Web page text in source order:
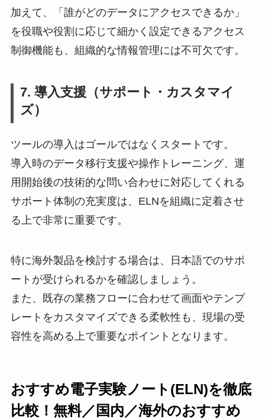
加えて、「誰がどのデータにアクセスできるか」
を役職や役割に応じて細かく設定できるアクセス
制御機能も、組織的な情報管理には不可欠です。
7. 導入支援（サポート・カスタマイ
ズ）
ツールの導入はゴールではなくスタートです。
導入時のデータ移行支援や操作トレーニング、運
用開始後の技術的な問い合わせに対応してくれる
サポート体制の充実度は、ELNを組織に定着させ
る上で非常に重要です。
特に海外製品を検討する場合は、日本語でのサポ
ートが受けられるかを確認しましょう。
また、既存の業務フローに合わせて画面やテンプ
レートをカスタマイズできる柔軟性も、現場の受
容性を高める上で重要なポイントとなります。
おすすめ電子実験ノート(ELN)を徹底
比較！無料／国内／海外のおすすめ